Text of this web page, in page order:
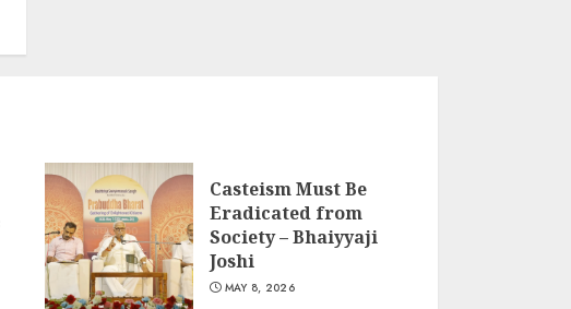
Casteism Must Be
Eradicated from
Society – Bhaiyyaji
Joshi
MAY 8, 2026